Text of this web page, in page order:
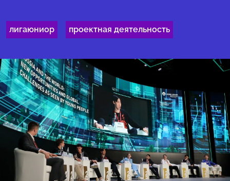
лигаюниор проектная деятельность